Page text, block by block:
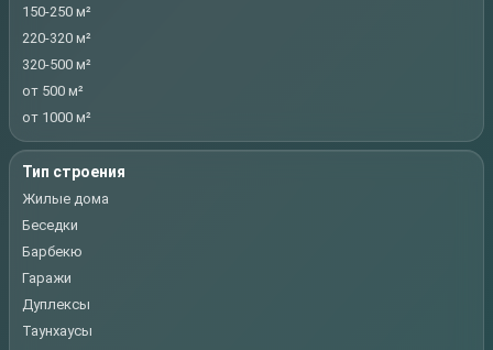
150-250 м²
220-320 м²
320-500 м²
от 500 м²
от 1000 м²
Тип строения
Жилые дома
Беседки
Барбекю
Гаражи
Дуплексы
Таунхаусы